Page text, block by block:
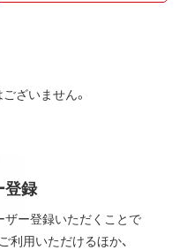
ざいません。
登録
ザー登録いただくことで
利用いただけるほか、